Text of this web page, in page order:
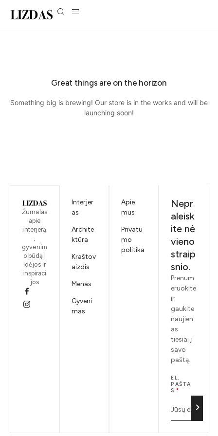
Great things are on the horizon
Something big is brewing! Our store is in the works and will be
launching soon!
Žurnalas
apie
interjerą
gyvenim
o būdą |
Idėjos ir
inspiraci
jos
Interjer
as
Archite
ktūra
Kraštov
aizdis
Menas
Gyveni
mas
Apie
mus
Privatu
mo
politika
Nepr
aleisk
ite nė
vieno
straip
snio.
Prenum
eruokite
ir
gaukite
naujien
as
tiesiai į
savo
paštą.
EL.
PAŠTA
S